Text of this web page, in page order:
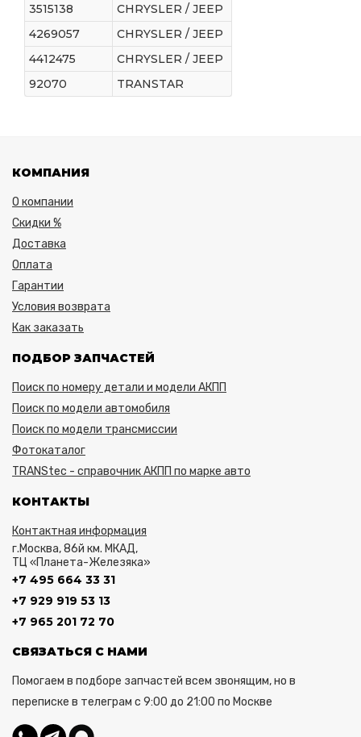
3515138
CHRYSLER / JEEP
4269057
CHRYSLER / JEEP
4412475
CHRYSLER / JEEP
92070
TRANSTAR
КОМПАНИЯ
О компании
Скидки %
Доставка
Оплата
Гарантии
Условия возврата
Как заказать
ПОДБОР ЗАПЧАСТЕЙ
Поиск по номеру детали и модели АКПП
Поиск по модели автомобиля
Поиск по модели трансмиссии
Фотокаталог
TRANStec - справочник АКПП по марке авто
КОНТАКТЫ
Контактная информация
г.Москва, 86й км. МКАД,
ТЦ «Планета-Железяка»
+7 495 664 33 31
+7 929 919 53 13
+7 965 201 72 70
СВЯЗАТЬСЯ С НАМИ
Помогаем в подборе запчастей всем звонящим, но в
переписке в телеграм с 9:00 до 21:00 по Москве